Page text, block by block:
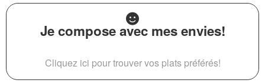
Je compose avec mes envies!
Cliquez ici pour trouver vos plats préférés!